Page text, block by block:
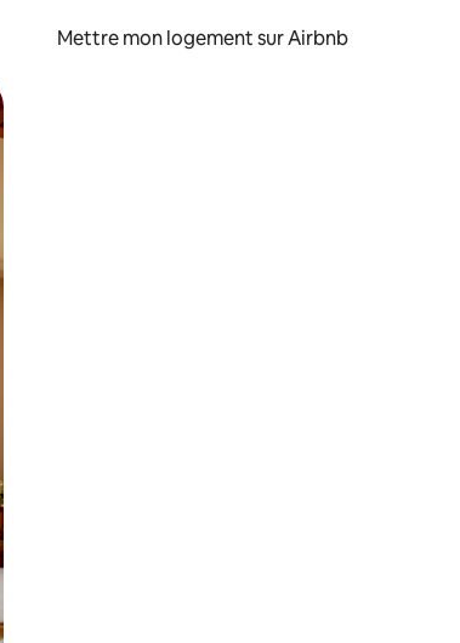
Mettre mon logement sur Airbnb